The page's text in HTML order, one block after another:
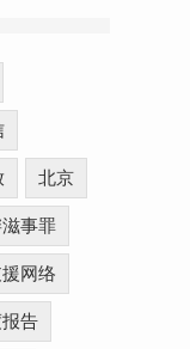
北京
事罪
网络
告